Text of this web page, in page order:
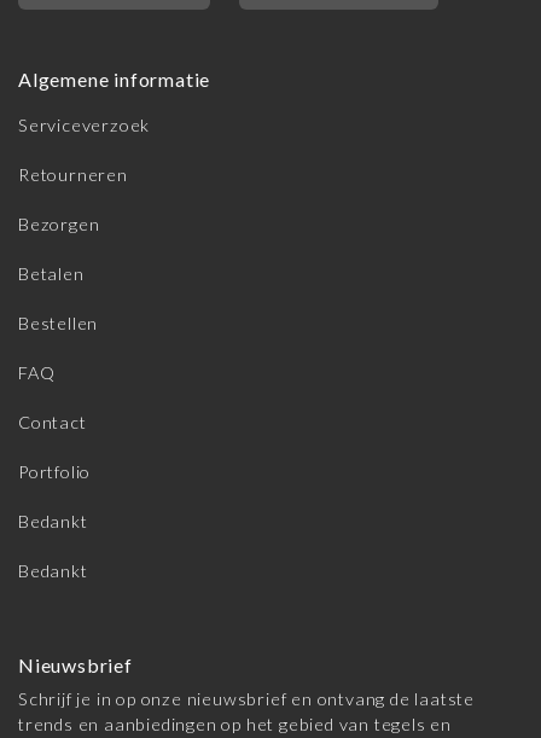
Algemene informatie
Serviceverzoek
Retourneren
Bezorgen
Betalen
Bestellen
FAQ
Contact
Portfolio
Bedankt
Bedankt
Nieuwsbrief
Schrijf je in op onze nieuwsbrief en ontvang de laatste
trends en aanbiedingen op het gebied van tegels en